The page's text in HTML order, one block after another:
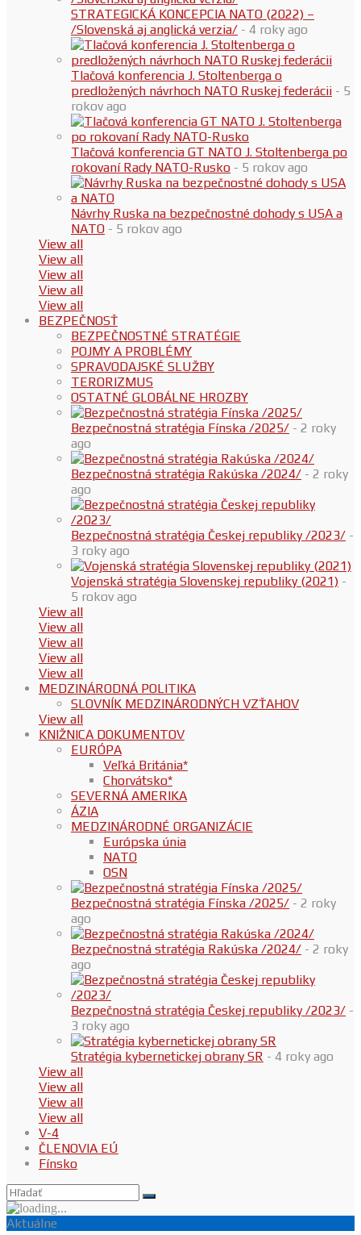
STRATEGICKÁ KONCEPCIA NATO (2022) –
/Slovenská aj anglická verzia/ - 4 roky ago
Tlačová konferencia J. Stoltenberga o
predložených návrhoch NATO Ruskej federácii - 5
rokov ago
Tlačová konferencia GT NATO J. Stoltenberga po
rokovaní Rady NATO-Rusko - 5 rokov ago
Návrhy Ruska na bezpečnostné dohody s USA a
NATO - 5 rokov ago
View all
View all
View all
View all
View all
BEZPEČNOSŤ
BEZPEČNOSTNÉ STRATÉGIE
POJMY A PROBLÉMY
SPRAVODAJSKÉ SLUŽBY
TERORIZMUS
OSTATNÉ GLOBÁLNE HROZBY
Bezpečnostná stratégia Fínska /2025/ - 2 roky
ago
Bezpečnostná stratégia Rakúska /2024/ - 2 roky
ago
Bezpečnostná stratégia Českej republiky /2023/ -
3 roky ago
Vojenská stratégia Slovenskej republiky (2021) -
5 rokov ago
View all
View all
View all
View all
View all
MEDZINÁRODNÁ POLITIKA
SLOVNÍK MEDZINÁRODNÝCH VZŤAHOV
View all
KNIŽNICA DOKUMENTOV
EURÓPA
Veľká Británia*
Chorvátsko*
SEVERNÁ AMERIKA
ÁZIA
MEDZINÁRODNÉ ORGANIZÁCIE
Európska únia
NATO
OSN
Bezpečnostná stratégia Fínska /2025/ - 2 roky
ago
Bezpečnostná stratégia Rakúska /2024/ - 2 roky
ago
Bezpečnostná stratégia Českej republiky /2023/ -
3 roky ago
Stratégia kybernetickej obrany SR - 4 roky ago
View all
View all
View all
View all
V-4
ČLENOVIA EÚ
Fínsko
Aktuálne